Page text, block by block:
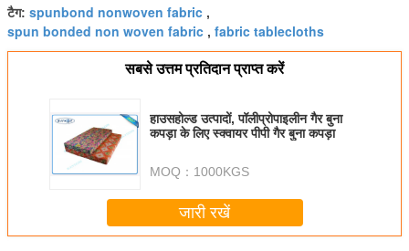
टैग: spunbond nonwoven fabric ,
spun bonded non woven fabric , fabric tablecloths
सबसे उत्तम प्रतिदान प्राप्त करें
हाउसहोल्ड उत्पादों, पॉलीप्रोपाइलीन गैर बुना
कपड़ा के लिए स्क्वायर पीपी गैर बुना कपड़ा
MOQ： 1000KGS
जारी रखें